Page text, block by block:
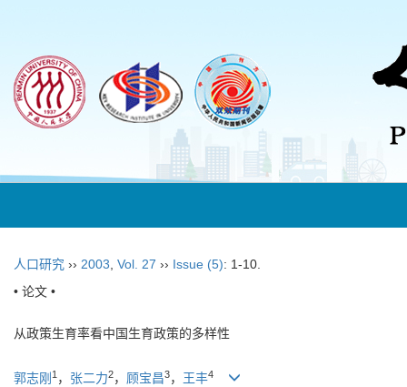
人口研究 ›› 2003 Vol. 27 ›› Issue (5): 1-10.
• 论文 •
从政策生育率看中国生育政策的多样性
郭志刚 1 ， 张二力2， 顾宝昌3， 王丰4